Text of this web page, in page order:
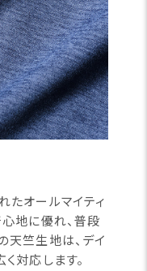
たオールマイティ
地に優れ、普段
天竺生地は、デイ
対応します。